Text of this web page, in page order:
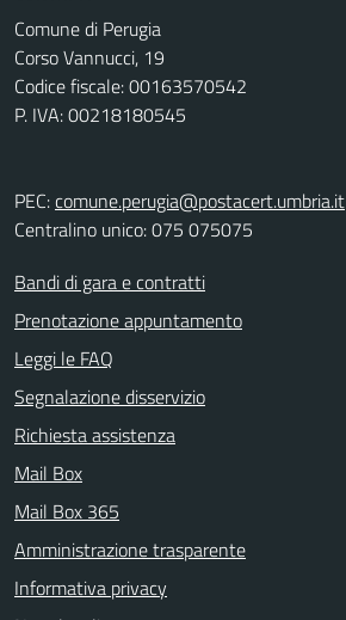
Comune di Perugia
Corso Vannucci, 19
Codice fiscale: 00163570542
P. IVA: 00218180545
PEC:comune.perugia@postacert.umbria.it
Centralino unico: 075 075075
Bandi di gara e contratti
Prenotazione appuntamento
Leggi le FAQ
Segnalazione disservizio
Richiesta assistenza
Mail Box
Mail Box 365
Amministrazione trasparente
Informativa privacy